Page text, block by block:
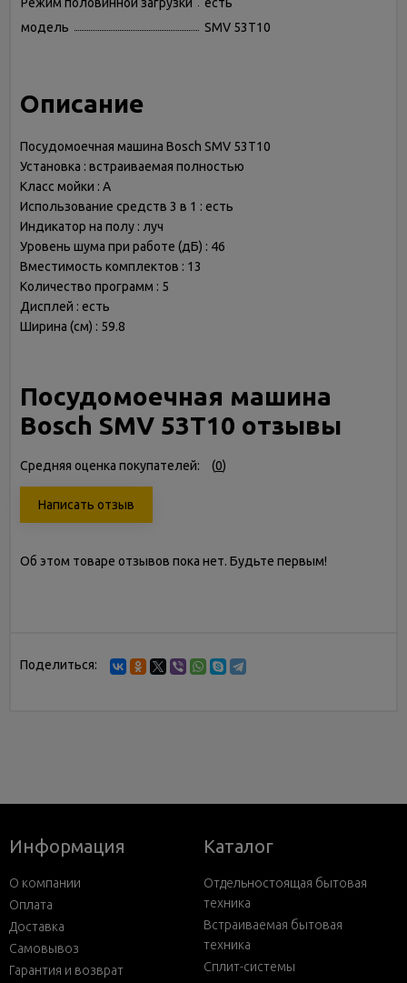
модель
SMV 53T10
Описание
Посудомоечная машина Bosch SMV 53T10
Установка : встраиваемая полностью
Класс мойки : A
Использование средств 3 в 1 : есть
Индикатор на полу : луч
Уровень шума при работе (дБ) : 46
Вместимость комплектов : 13
Количество программ : 5
Дисплей : есть
Ширина (см) : 59.8
Посудомоечная машина
Bosch SMV 53T10 отзывы
Средняя оценка покупателей: (0)
Написать отзыв
Об этом товаре отзывов пока нет. Будьте первым!
Поделиться:
Информация
О компании
Оплата
Доставка
Самовывоз
Гарантия и возврат
Каталог
Отдельностоящая бытовая
техника
Встраиваемая бытовая
техника
Сплит-системы